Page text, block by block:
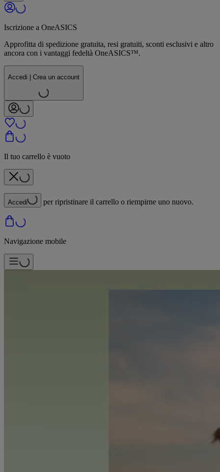
Iscrizione a OneASICS
Approfitta di spedizione gratuita, resi gratuiti, sconti esclusivi e altro
ancora con i vantaggi fedeltà OneASICS™.
Accedi | Crea un account
Il tuo carrello è vuoto
Accedi per ripristinare il carrello o riempirne uno nuovo.
Navigazione mobile